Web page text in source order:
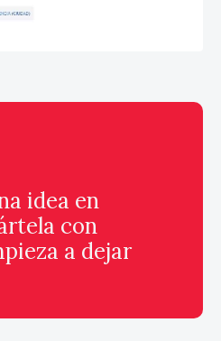
idea en
con
a dejar